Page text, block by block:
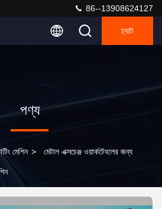
86--13908624127
চ্যাট
পণ্য
মেশিন > মেটাল এক্সচেঞ্জ ওয়ার্কটেবলের জন্য